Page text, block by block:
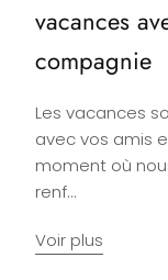
vacances
compagnie
Les vacances
avec vos amis
moment où
renf...
Voir plus